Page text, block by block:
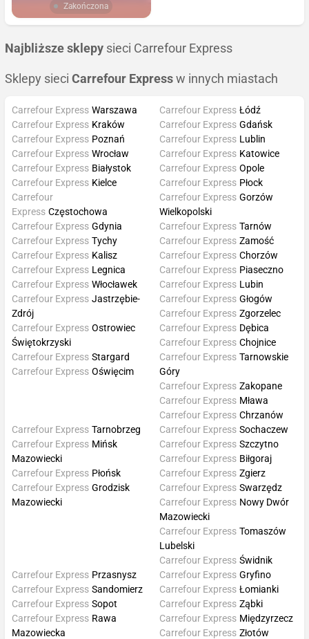
Zakończona
Najbliższe sklepy sieci Carrefour Express
Sklepy sieci Carrefour Express w innych miastach
Carrefour Express Warszawa
Carrefour Express Kraków
Carrefour Express Poznań
Carrefour Express Wrocław
Carrefour Express Łódź
Carrefour Express Gdańsk
Carrefour Express Lublin
Carrefour Express Katowice
Carrefour Express Białystok
Carrefour Express Kielce
Carrefour
Express Częstochowa
Carrefour Express Gdynia
Carrefour Express Opole
Carrefour Express Płock
Carrefour Express Gorzów
Wielkopolski
Carrefour Express Tarnów
Carrefour Express Tychy
Carrefour Express Kalisz
Carrefour Express Legnica
Carrefour Express Włocławek
Carrefour Express Zamość
Carrefour Express Chorzów
Carrefour Express Piaseczno
Carrefour Express Lubin
Carrefour Express Jastrzębie-
Zdrój
Carrefour Express Ostrowiec
Świętokrzyski
Carrefour Express Stargard
Carrefour Express Oświęcim
Carrefour Express Głogów
Carrefour Express Zgorzelec
Carrefour Express Dębica
Carrefour Express Chojnice
Carrefour Express Tarnowskie
Góry
Carrefour Express Zakopane
Carrefour Express Mława
Carrefour Express Chrzanów
Carrefour Express Tarnobrzeg
Carrefour Express Mińsk
Mazowiecki
Carrefour Express Płońsk
Carrefour Express Grodzisk
Mazowiecki
Carrefour Express Sochaczew
Carrefour Express Szczytno
Carrefour Express Biłgoraj
Carrefour Express Zgierz
Carrefour Express Swarzędz
Carrefour Express Nowy Dwór
Mazowiecki
Carrefour Express Tomaszów
Lubelski
Carrefour Express Świdnik
Carrefour Express Przasnysz
Carrefour Express Sandomierz
Carrefour Express Sopot
Carrefour Express Rawa
Mazowiecka
Carrefour Express Gryfino
Carrefour Express Łomianki
Carrefour Express Ząbki
Carrefour Express Międzyrzecz
Carrefour Express Złotów